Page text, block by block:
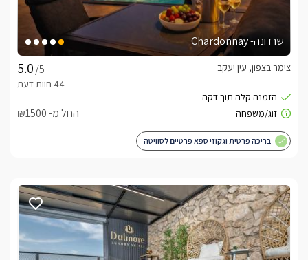
שרדונה- Chardonnay
/5
צימר בצפון, עין יעקב
החל מ- ₪1500
בריכה פרטית וגקוזי ספא פרטיים לסוויטה